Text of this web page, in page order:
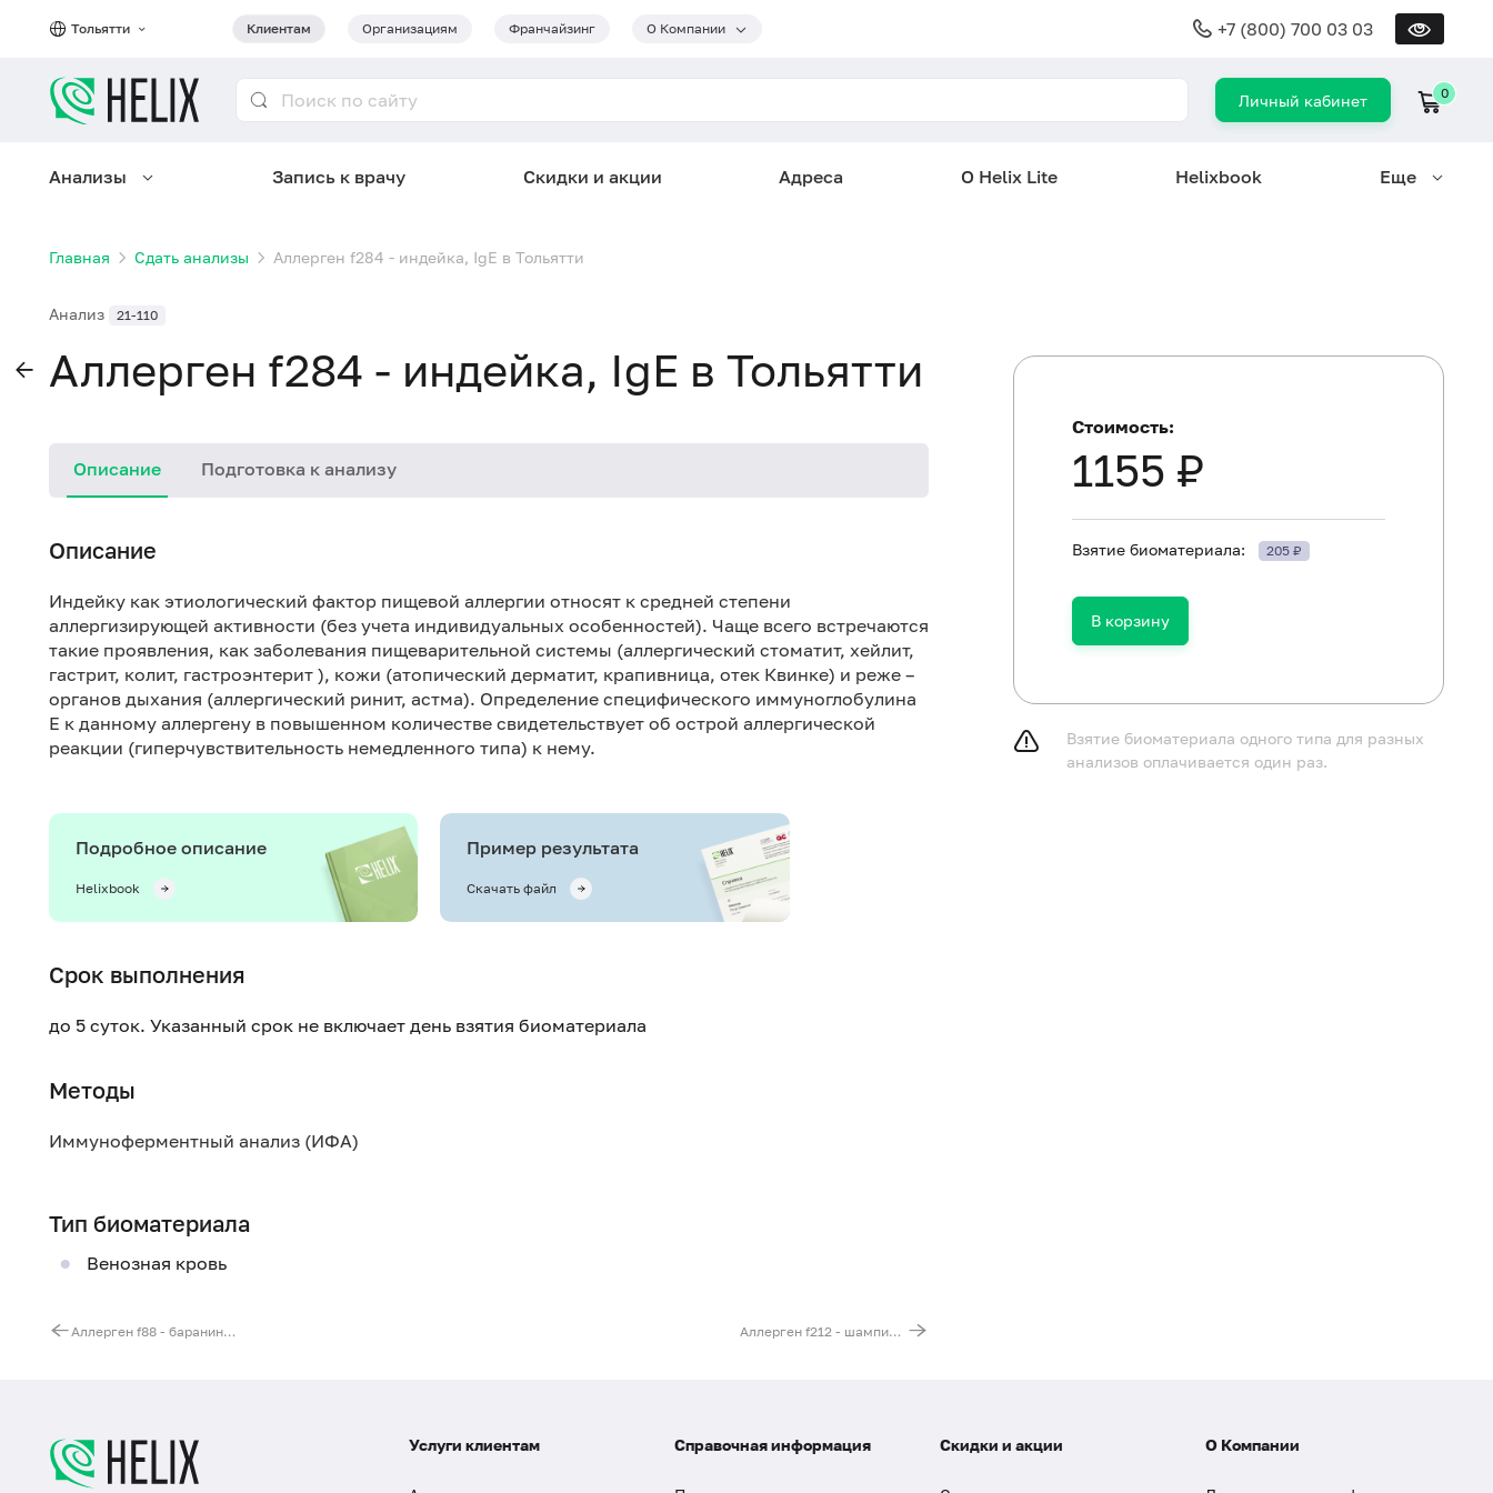
Тольятти Клиентам Организациям Франчайзинг О Компании +7 (800) 700 03 03
Личный кабинет 0
Анализы Запись к врачу Скидки и акции Адреса О Helix Lite Helixbook Еще
Главная Сдать анализы Аллерген f284 - индейка, IgE в Тольятти
Анализ 21-110
Аллерген f284 - индейка, IgE в Тольятти
Описание Подготовка к анализу
Описание
Индейку как этиологический фактор пищевой аллергии относят к средней степени
аллергизирующей активности (без учета индивидуальных особенностей). Чаще всего встречаются
такие проявления, как заболевания пищеварительной системы (аллергический стоматит, хейлит,
гастрит, колит, гастроэнтерит ), кожи (атопический дерматит, крапивница, отек Квинке) и реже –
органов дыхания (аллергический ринит, астма). Определение специфического иммуноглобулина
Е к данному аллергену в повышенном количестве свидетельствует об острой аллергической
реакции (гиперчувствительность немедленного типа) к нему.
Подробное описание
Helixbook
Пример результата
Скачать файл
Срок выполнения
до 5 суток. Указанный срок не включает день взятия биоматериала
Методы
Иммуноферментный анализ (ИФА)
Тип биоматериала
Венозная кровь
Аллерген f88 - баранина, IgE Аллерген f212 - шампиньоны, IgE
Не курить в течение 30 минут до исследования.
Стоимость:
1155 ₽
Взятие биоматериала: 205 ₽
В корзину
Взятие биоматериала одного типа для разных
анализов оплачивается один раз.
Услуги клиентам Справочная информация Скидки и акции О Компании